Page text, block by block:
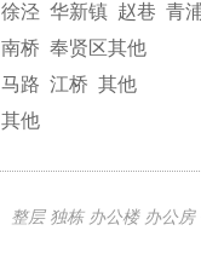
徐泾 华新镇 赵巷 青
南桥 奉贤区其他
马路 江桥 其他
其他
整层 独栋 办公楼 办公